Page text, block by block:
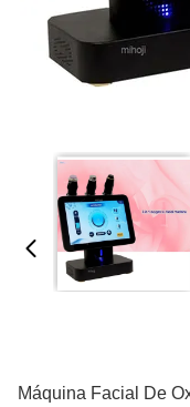
Máquina Facial De